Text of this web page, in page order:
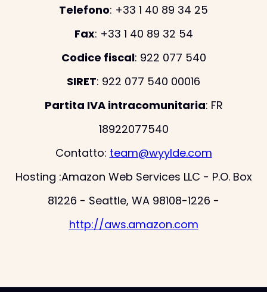
Telefono: +33 1 40 89 34 25
Fax: +33 1 40 89 32 54
Codice fiscal: 922 077 540
SIRET: 922 077 540 00016
Partita IVA intracomunitaria: FR
18922077540
Contatto: team@wyylde.com
Hosting :Amazon Web Services LLC - P.O. Box
81226 - Seattle, WA 98108-1226 -
http://aws.amazon.com